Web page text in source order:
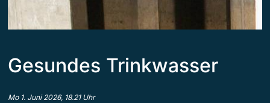
Gesundes Trinkwasser
Mo 1. Juni 2026, 18.21 Uhr